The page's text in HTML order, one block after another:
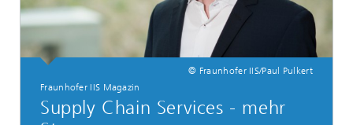
© Fraunhofer IIS/Paul Pulkert
Fraunhofer IIS Magazin
Supply Chain Services - mehr